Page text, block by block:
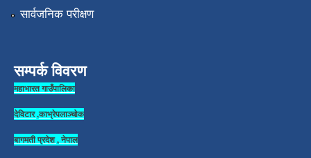
सार्वजनिक परीक्षण
सम्पर्क विवरण
महाभारत गाउँपालिका
देविटार ,काभ्रेपलाञ्चोक
बागमती प्रदेश , नेपाल